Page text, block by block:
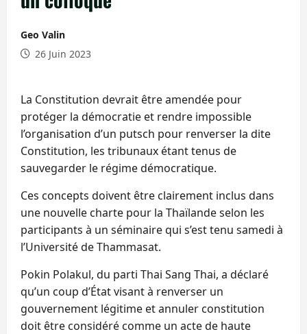
Geo Valin
26 Juin 2023
La Constitution devrait être amendée pour
protéger la démocratie et rendre impossible
l’organisation d’un putsch pour renverser la dite
Constitution, les tribunaux étant tenus de
sauvegarder le régime démocratique.
Ces concepts doivent être clairement inclus dans
une nouvelle charte pour la Thaïlande selon les
participants à un séminaire qui s’est tenu samedi à
l’Université de Thammasat.
Pokin Polakul, du parti Thai Sang Thai, a déclaré
qu’un coup d’État visant à renverser un
gouvernement légitime et annuler constitution
doit être considéré comme un acte de haute